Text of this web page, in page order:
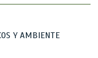
Y AMBIENTE